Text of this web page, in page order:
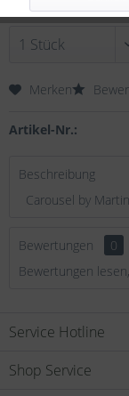
Sofort
Merken
Artikel-Nr.:
Beschreibung
Carousel by
Bewertungen
0
Bewertungen
Service Hotline
Shop Service